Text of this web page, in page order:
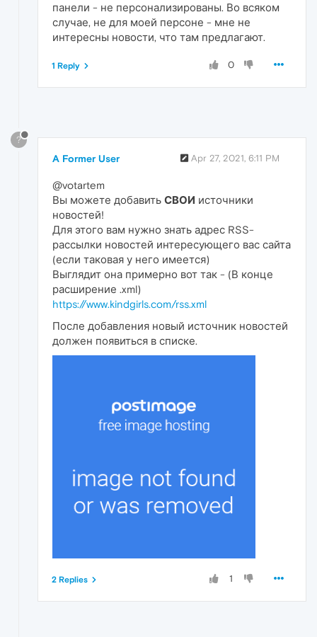
панели - не персонализированы. Во всяком
случае, не для моей персоне - мне не
интересны новости, что там предлагают.
0
1 Reply
?
A Former User Apr 27, 2021, 6:11 PM
@votartem
Вы можете добавить СВОИ источники
новостей!
Для этого вам нужно знать адрес RSS-
рассылки новостей интересующего вас сайта
(если таковая у него имеется)
Выглядит она примерно вот так - (В конце
расширение .xml)
https://www.kindgirls.com/rss.xml
После добавления новый источник новостей
должен появиться в списке.
1
2 Replies